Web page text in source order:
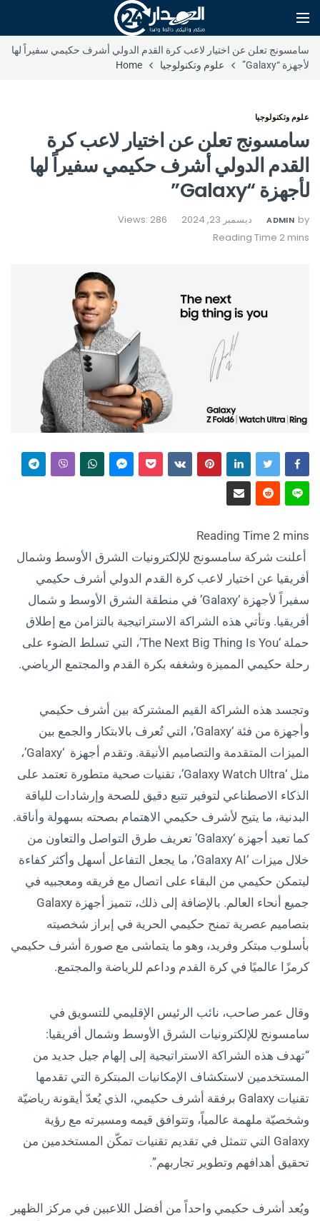
سامسونج تعلن عن اختيار لاعب كرة القدم الدولي أشرف حكيمي سفيراً لها
لأجهزة “Galaxy”
علوم وتكنولوجيا Home
علوم وتكنولوجيا
سامسونج تعلن عن اختيار لاعب كرة
القدم الدولي أشرف حكيمي سفيراً لها
لأجهزة “Galaxy”
by
ADMIN ديسمبر 23, 2024 Views: 286
أعلنت شركة سامسونج للإلكترونيات الشرق الأوسط وشمال
أفريقيا عن اختيار لاعب كرة القدم الدولي أشرف حكيمي
سفيراً لأجهزة ‘Galaxy’ في منطقة الشرق الأوسط و شمال
أفريقيا. وتأتي هذه الشراكة الاستراتيجية بالتزامن مع إطلاق
حملة ‘The Next Big Thing Is You’، التي تسلط الضوء على
رحلة حكيمي المميزة وشغفه بكرة القدم والمجتمع الرياضي.
وتجسد هذه الشراكة القيم المشتركة بين أشرف حكيمي
وأجهزة من فئة ‘Galaxy’، التي تُعرف بالابتكار والجمع بين
الميزات المتقدمة والتصاميم الأنيقة. وتقدم أجهزة ‘Galaxy’،
مثل ‘Galaxy Watch Ultra’، تقنيات صحية متطورة تعتمد على
الذكاء الاصطناعي لتوفير تتبع دقيق للصحة وإرشادات للياقة
البدنية، ما يتيح لأشرف حكيمي الاهتمام بصحته بسهولة وأناقة.
كما تعيد أجهزة ‘Galaxy’ تعريف طرق التواصل والتعاون من
خلال ميزات ‘Galaxy AI’، ما يجعل التفاعل أسهل وأكثر كفاءة
ليتمكن حكيمي من البقاء على اتصال مع فريقه ومعجبيه في
جميع أنحاء العالم. بالإضافة إلى ذلك، تتميز أجهزة Galaxy
بتصاميم عصرية تمنح حكيمي الحرية في إبراز شخصيته
بأسلوب مبتكر وفريد، وهو ما يتماشى مع صورة أشرف حكيمي
كرمزًا عالميًا في كرة القدم وداعم للرياضة والمجتمع.
وقال عمر صاحب، نائب الرئيس الإقليمي للتسويق في
سامسونج للإلكترونيات الشرق الأوسط وشمال أفريقيا:
“تهدف هذه الشراكة الاستراتيجية إلى إلهام جيل جديد من
المستخدمين لاستكشاف الإمكانيات المبتكرة التي تقدمها
تقنيات Galaxy برفقة أشرف حكيمي، الذي يُعدّ أيقونة رياضيّة
وشخصيّة ملهمة عالمياً، وتتوافق قيمه ومسيرته مع رؤية
Galaxy التي تتمثل في تقديم تقنيات تمكّن المستخدمين من
تحقيق أهدافهم وتطوير تجاربهم”.
ويُعد أشرف حكيمي واحداً من أفضل اللاعبين في مركز الظهير